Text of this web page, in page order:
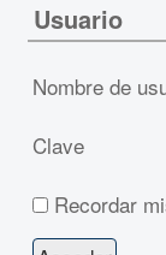
Usuario
Nombre de
Clave
Recordar